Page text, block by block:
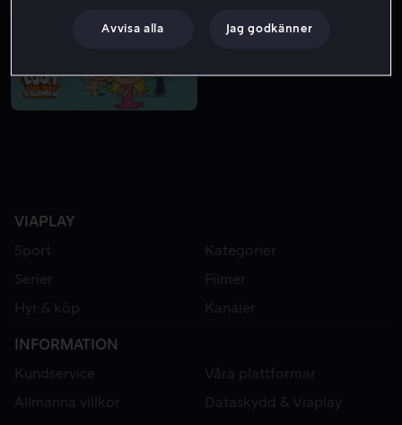
VIAPLAY
Sport
Kategorier
Serier
Filmer
Hyr & köp
Kanaler
INFORMATION
Kundservice
Våra plattformar
Allmänna villkor
Dataskydd & Viaplay
Avvisa alla Jag godkänner